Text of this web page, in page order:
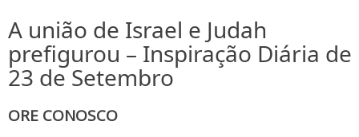
A união de Israel e Judah
prefigurou – Inspiração Diária de
23 de Setembro
ORE CONOSCO